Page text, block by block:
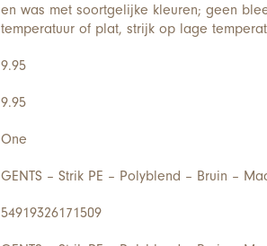
en was met soortgelijke kleuren; geen
temperatuur of plat, strijk op lage
9.95
9.95
One
GENTS – Strik PE – Polyblend – Bruin –
54919326171509